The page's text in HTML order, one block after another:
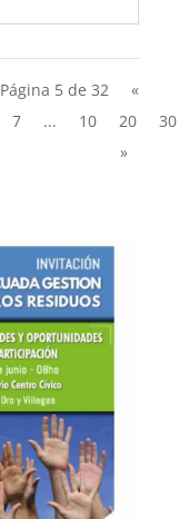
Página 5 de 32
«
7 ... 10 20
30
»